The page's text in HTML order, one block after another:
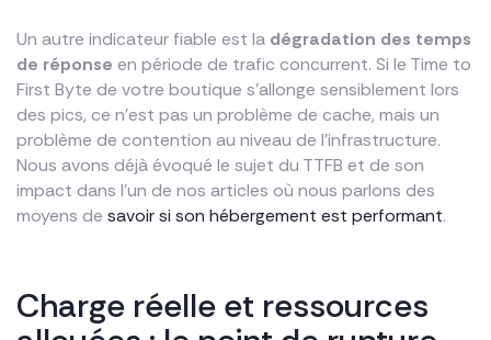
Un autre indicateur fiable est la dégradation des temps
de réponse en période de trafic concurrent. Si le Time to
First Byte de votre boutique s’allonge sensiblement lors
des pics, ce n’est pas un problème de cache, mais un
problème de contention au niveau de l’infrastructure.
Nous avons déjà évoqué le sujet du TTFB et de son
impact dans l’un de nos articles où nous parlons des
moyens de savoir si son hébergement est performant.
Charge réelle et ressources